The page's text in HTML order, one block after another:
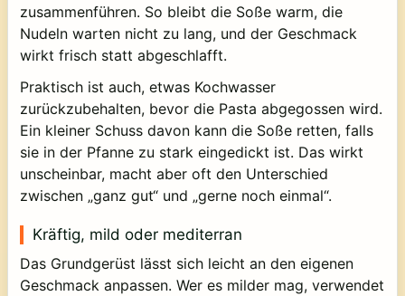
zusammenführen. So bleibt die Soße warm, die
Nudeln warten nicht zu lang, und der Geschmack
wirkt frisch statt abgeschlafft.
Praktisch ist auch, etwas Kochwasser
zurückzubehalten, bevor die Pasta abgegossen wird.
Ein kleiner Schuss davon kann die Soße retten, falls
sie in der Pfanne zu stark eingedickt ist. Das wirkt
unscheinbar, macht aber oft den Unterschied
zwischen „ganz gut“ und „gerne noch einmal“.
Kräftig, mild oder mediterran
Das Grundgerüst lässt sich leicht an den eigenen
Geschmack anpassen. Wer es milder mag, verwendet